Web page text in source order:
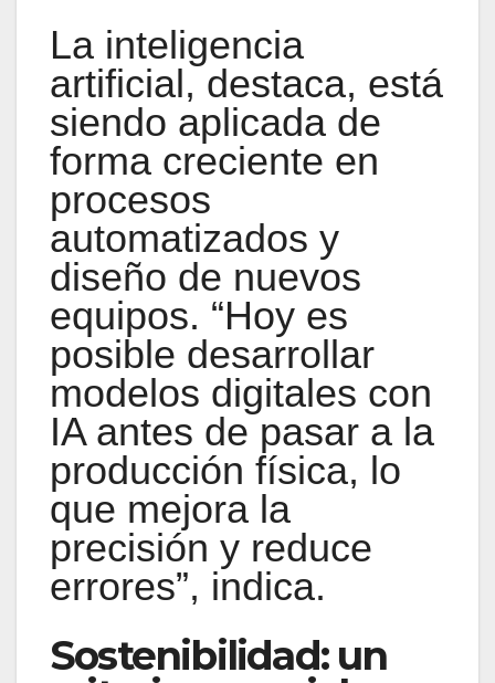
La inteligencia
artificial, destaca, está
siendo aplicada de
forma creciente en
procesos
automatizados y
diseño de nuevos
equipos. “Hoy es
posible desarrollar
modelos digitales con
IA antes de pasar a la
producción física, lo
que mejora la
precisión y reduce
errores”, indica.
Sostenibilidad: un